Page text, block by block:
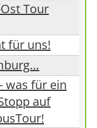
Tour
für uns!
was für ein
auf